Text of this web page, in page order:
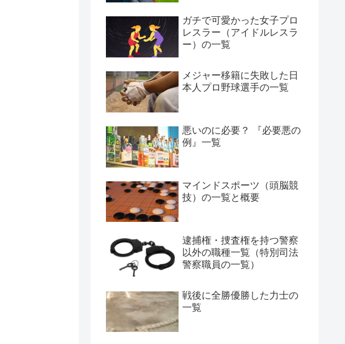
ガチで可愛かった女子プロ
レスラー（アイドルレスラ
ー）の一覧
メジャー移籍に失敗した日
本人プロ野球選手の一覧
悪いのに必要？ 『必要悪の
例』一覧
マインドスポーツ（頭脳競
技）の一覧と概要
逮捕権・捜査権を持つ警察
以外の職種一覧（特別司法
警察職員の一覧）
戦後に全勝優勝した力士の
一覧